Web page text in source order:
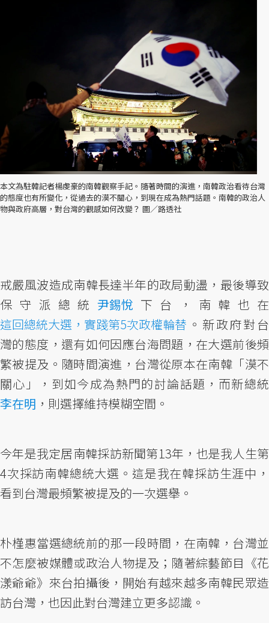
本文為駐韓記者楊虔豪的南韓觀察手記。隨著時間的演進，南韓政治看待台灣
的態度也有所變化，從過去的漠不關心，到現在成為熱門話題。南韓的政治人
物與政府高層，對台灣的觀感如何改變？ 圖／路透社
戒嚴風波造成南韓長達半年的政局動盪，最後導致
保守派總統 尹錫悅 下台，南韓也在
這回總統大選，實踐第5次政權輪替 。新政府對台
灣的態度，還有如何因應台海問題，在大選前後頻
繁被提及。隨時間演進，台灣從原本在南韓「漠不
關心」，到如今成為熱門的討論話題，而新總統
李在明 ，則選擇維持模糊空間。
今年是我定居南韓採訪新聞第13年，也是我人生第
4次採訪南韓總統大選。這是我在韓採訪生涯中，
看到台灣最頻繁被提及的一次選舉。
朴槿惠當選總統前的那一段時間，在南韓，台灣並
不怎麼被媒體或政治人物提及；隨著綜藝節目《花
漾爺爺》來台拍攝後，開始有越來越多南韓民眾造
訪台灣，也因此對台灣建立更多認識。